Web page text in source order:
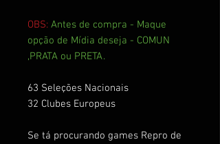
OBS: Antes de compra - Maque
opção de Mídia deseja - COMUN
,PRATA ou PRETA.
63 Seleções Nacionais
32 Clubes Europeus
Se tá procurando games Repro de